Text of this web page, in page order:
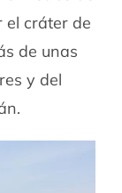
el cráter de
de unas
y del